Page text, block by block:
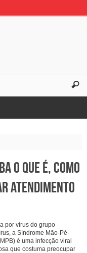
o que é, como
atendimento
por vírus do grupo
a Síndrome Mão-Pé-
é uma infecção viral
que costuma preocupar